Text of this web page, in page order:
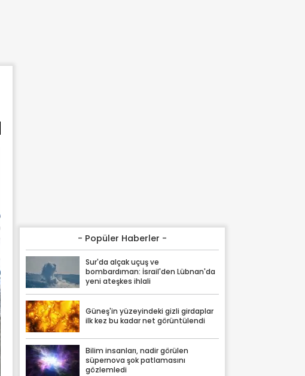
- Popüler Haberler -
Sur'da alçak uçuş ve
bombardıman: İsrail'den Lübnan'da
yeni ateşkes ihlali
Güneş'in yüzeyindeki gizli girdaplar
ilk kez bu kadar net görüntülendi
Bilim insanları, nadir görülen
süpernova şok patlamasını
gözlemledi